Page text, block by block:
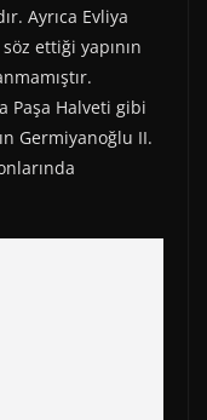
Ayrıca Evliya
ettiği yapının
Paşa Halveti gibi
Germiyanoğlu II.